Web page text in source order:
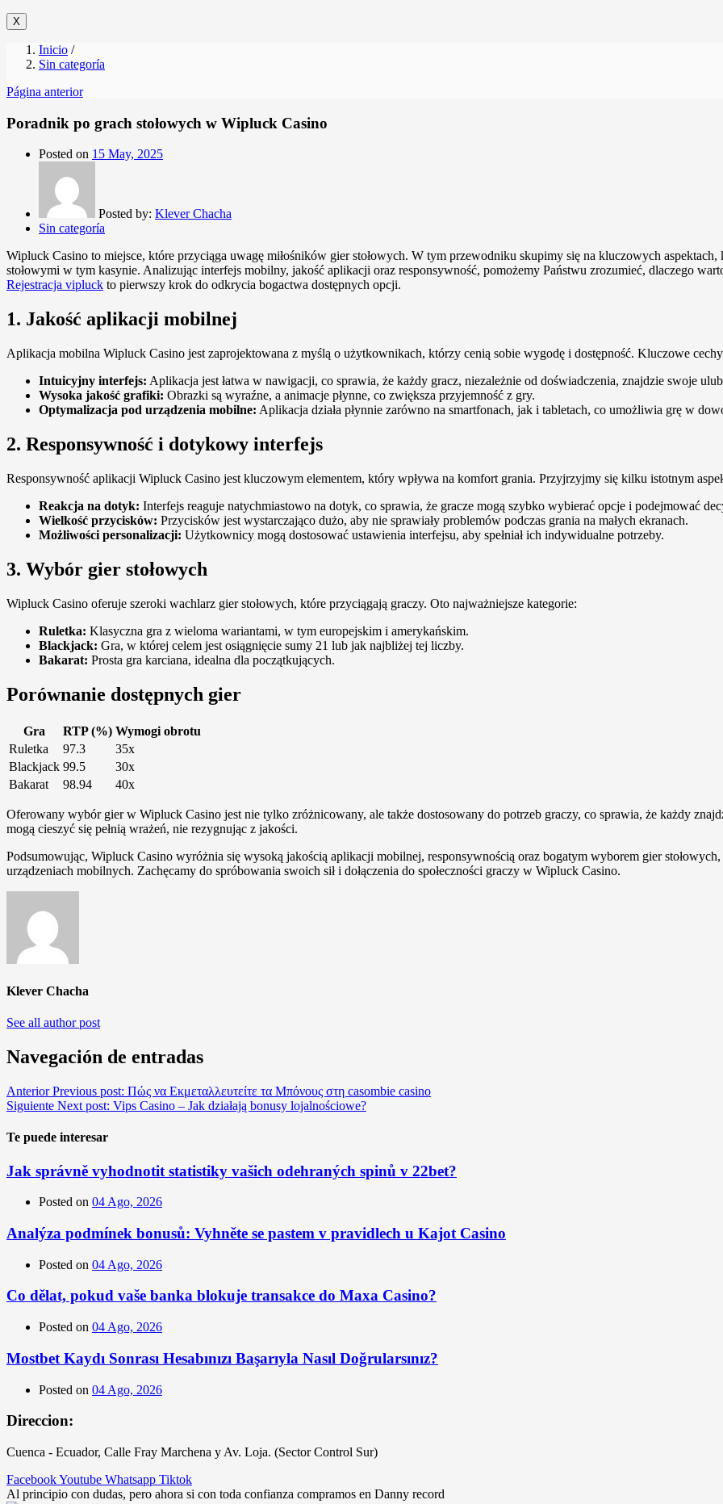
X
Inicio /
Sin categoría
Página anterior
Poradnik po grach stołowych w Wipluck Casino
Posted on 15 May, 2025
Posted by: Klever Chacha
Sin categoría
Wipluck Casino to miejsce, które przyciąga uwagę miłośników gier stołowych. W tym przewodniku skupimy się na kluczowych
stołowymi w tym kasynie. Analizując interfejs mobilny, jakość aplikacji oraz responsywność, pomożemy Państwu zrozumieć, dlaczego
Rejestracja vipluck to pierwszy krok do odkrycia bogactwa dostępnych opcji.
1. Jakość aplikacji mobilnej
Aplikacja mobilna Wipluck Casino jest zaprojektowana z myślą o użytkownikach, którzy cenią sobie wygodę i dostępność. Kluczowe
Intuicyjny interfejs: Aplikacja jest łatwa w nawigacji, co sprawia, że każdy gracz, niezależnie od doświadczenia, znajdzie swoje
Wysoka jakość grafiki: Obrazki są wyraźne, a animacje płynne, co zwiększa przyjemność z gry.
Optymalizacja pod urządzenia mobilne: Aplikacja działa płynnie zarówno na smartfonach, jak i tabletach, co umożliwia grę w
2. Responsywność i dotykowy interfejs
Responsywność aplikacji Wipluck Casino jest kluczowym elementem, który wpływa na komfort grania. Przyjrzyjmy się kilku istotnym
Reakcja na dotyk: Interfejs reaguje natychmiastowo na dotyk, co sprawia, że gracze mogą szybko wybierać opcje i podejmować
Wielkość przycisków: Przycisków jest wystarczająco dużo, aby nie sprawiały problemów podczas grania na małych ekranach.
Możliwości personalizacji: Użytkownicy mogą dostosować ustawienia interfejsu, aby spełniał ich indywidualne potrzeby.
3. Wybór gier stołowych
Wipluck Casino oferuje szeroki wachlarz gier stołowych, które przyciągają graczy. Oto najważniejsze kategorie:
Ruletka: Klasyczna gra z wieloma wariantami, w tym europejskim i amerykańskim.
Blackjack: Gra, w której celem jest osiągnięcie sumy 21 lub jak najbliżej tej liczby.
Bakarat: Prosta gra karciana, idealna dla początkujących.
Porównanie dostępnych gier
Gra RTP (%) Wymogi obrotu
Ruletka
97.3
35x
Blackjack 99.5
30x
Bakarat
98.94 40x
Oferowany wybór gier w Wipluck Casino jest nie tylko zróżnicowany, ale także dostosowany do potrzeb graczy, co sprawia, że każdy
mogą cieszyć się pełnią wrażeń, nie rezygnując z jakości.
Podsumowując, Wipluck Casino wyróżnia się wysoką jakością aplikacji mobilnej, responsywnością oraz bogatym wyborem gier
urządzeniach mobilnych. Zachęcamy do spróbowania swoich sił i dołączenia do społeczności graczy w Wipluck Casino.
Klever Chacha
See all author post
Navegación de entradas
Anterior Previous post: Πώς να Εκμεταλλευτείτε τα Μπόνους στη casombie casino
Siguiente Next post: Vips Casino – Jak działają bonusy lojalnościowe?
Te puede interesar
Jak správně vyhodnotit statistiky vašich odehraných spinů v 22bet?
Posted on 04 Ago, 2026
Analýza podmínek bonusů: Vyhněte se pastem v pravidlech u Kajot Casino
Posted on 04 Ago, 2026
Co dělat, pokud vaše banka blokuje transakce do Maxa Casino?
Posted on 04 Ago, 2026
Mostbet Kaydı Sonrası Hesabınızı Başarıyla Nasıl Doğrularsınız?
Posted on 04 Ago, 2026
Direccion:
Cuenca - Ecuador, Calle Fray Marchena y Av. Loja. (Sector Control Sur)
FacebookYoutube Whatsapp Tiktok
Al principio con dudas, pero ahora si con toda confianza compramos en Danny record